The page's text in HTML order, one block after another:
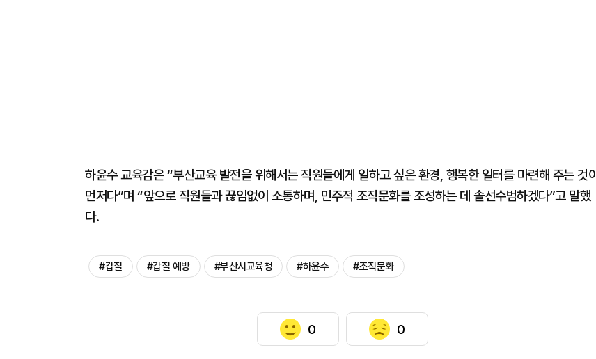
하윤수 교육감은 “부산교육 발전을 위해서는 직원들에게 일하고 싶은 환경, 행복한 일터를 마련해 주는 것이
먼저다”며 “앞으로 직원들과 끊임없이 소통하며, 민주적 조직문화를 조성하는 데 솔선수범하겠다”고 말했
다.
#갑질 #갑질 예방 #부산시교육청 #하윤수 #조직문화
0 0